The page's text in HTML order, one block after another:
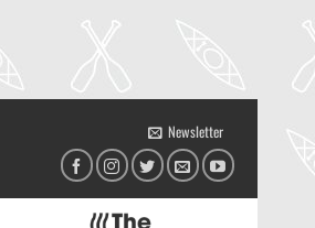
Newsletter